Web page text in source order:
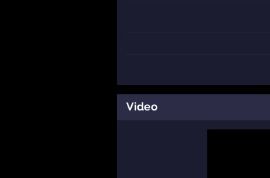
Video